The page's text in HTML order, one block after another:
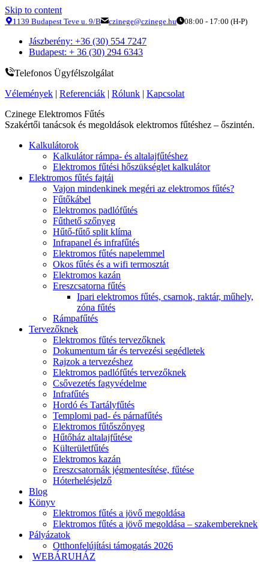
Skip to content
1139 Budapest Teve u. 9/B czinege@czinege.hu 08:00 - 17:00 (H-P)
Jászberény: +36 (30) 554 7247
Budapest: + 36 (30) 294 6343
Telefonos Ügyfélszolgálat
Vélemények | Referenciák | Rólunk | Kapcsolat
Czinege Elektromos Fűtés
Szakértői tanácsok és megoldások elektromos fűtéshez – őszintén.
Kalkulátorok
Kalkulátor rámpa- és altalajfűtéshez
Elektromos fűtési hőszükséglet kalkulátor
Elektromos fűtés fajtái
Vajon mindenkinek megéri az elektromos fűtés?
Fűtőkábel
Elektromos padlófűtés
Fűthető szőnyeg
Hűtő-fűtő split klíma
Infrapanel és infrafűtés
Elektromos fűtés napelemmel
Okos fűtés és a wifi termosztát
Elektromos kazán
Ereszcsatorna fűtés
Ipari elektromos fűtés, csarnok, raktár, műhely,
zóna fűtés
Rámpafűtés
Tervezőknek
Elektromos fűtés tervezőknek
Dokumentum tár és tervezési segédletek
Rajzok a tervezéshez
Elektromos padlófűtés tervezőknek
Csővezetés fagyvédelme
Infrafűtés
Hordó és Tartályfűtés
Templomi pad- és párnafűtés
Elektromos fűtőszőnyeg
Hűtőház altalajfűtése
Külterületfűtés
Elektromos kazán
Ereszcsatornák jégmentesítése, fűtése
Hóterhelésjelző
Blog
Könyv
Elektromos fűtés a jövő megoldása
Elektromos fűtés a jövő megoldása – szakembereknek
Pályázatok
Otthonfelújítási támogatás 2026
WEBÁRUHÁZ